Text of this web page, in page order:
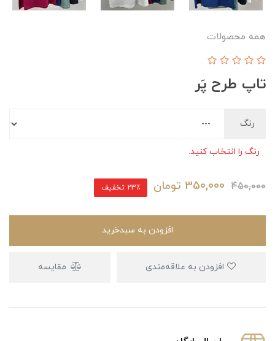
همه محصولات
تاپ طرح پَر
رنگ
رنگ را انتخاب کنید.
450,000
350,000 تومان 23٪ تخفیف
افزودن به سبدخرید
مقایسه